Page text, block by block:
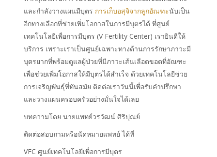
และกำลังวางแผนมีบุตร การเก็บอสุจิจากลูกอัณฑะนับเป็น
อีกทางเลือกที่ช่วยเพิ่มโอกาสในการมีบุตรได้ ที่ศูนย์
เทคโนโลยีเพื่อการมีบุตร (V Fertility Center) เรายินดีให้
บริการ เพราะเราเป็นศูนย์เฉพาะทางด้านการรักษาภาวะมี
บุตรยากที่พร้อมดูแลผู้ป่วยที่มีภาวะเส้นเลือดขอดที่อัณฑะ
เพื่อช่วยเพิ่มโอกาสให้มีบุตรได้สำเร็จ ด้วยเทคโนโลยีช่วย
การเจริญพันธุ์ที่ทันสมัย ติดต่อเราวันนี้เพื่อรับคำปรึกษา
และวางแผนครอบครัวอย่างมั่นใจได้เลย
บทความโดย นายแพทย์วรวัฒน์ ศิริปุณย์
ติดต่อสอบถามหรือนัดหมายแพทย์ ได้ที่
VFC ศูนย์เทคโนโลยีเพื่อการมีบุตร